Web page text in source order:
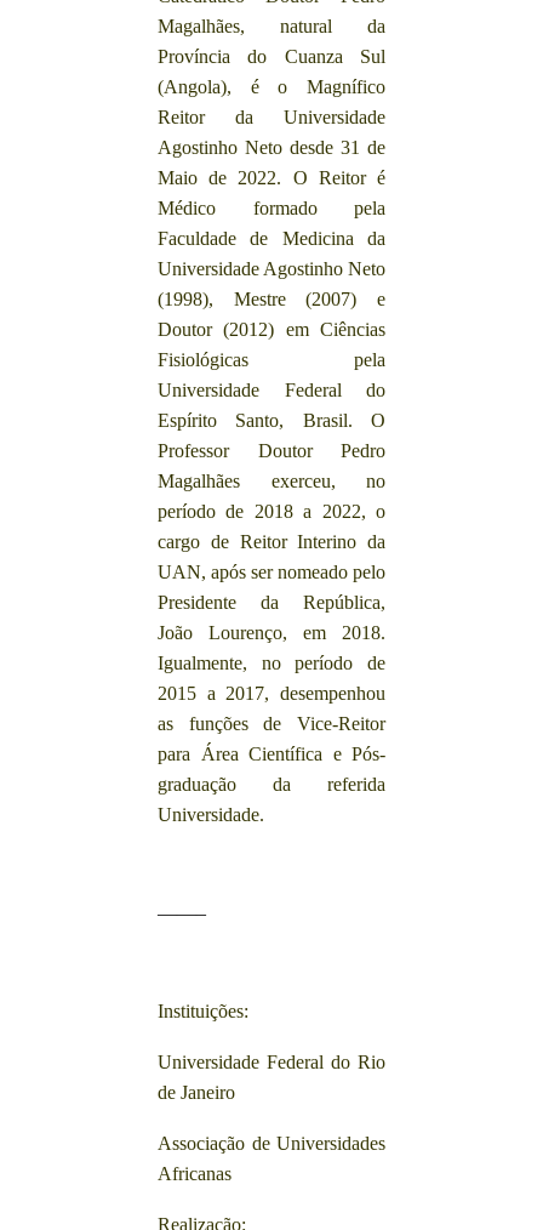
Magalhães, natural da
Província do Cuanza Sul
(Angola), é o Magnífico
Reitor da Universidade
Agostinho Neto desde 31 de
Maio de 2022. O Reitor é
Médico formado pela
Faculdade de Medicina da
Universidade Agostinho Neto
(1998), Mestre (2007) e
Doutor (2012) em Ciências
Fisiológicas pela
Universidade Federal do
Espírito Santo, Brasil. O
Professor Doutor Pedro
Magalhães exerceu, no
período de 2018 a 2022, o
cargo de Reitor Interino da
UAN, após ser nomeado pelo
Presidente da República,
João Lourenço, em 2018.
Igualmente, no período de
2015 a 2017, desempenhou
as funções de Vice-Reitor
para Área Científica e Pós-
graduação da referida
Universidade.
——–
Instituições:
Universidade Federal do Rio
de Janeiro
Associação de Universidades
Africanas
Realização: